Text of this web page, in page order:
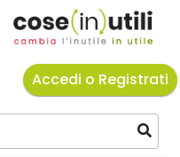
Accedi o Registrati